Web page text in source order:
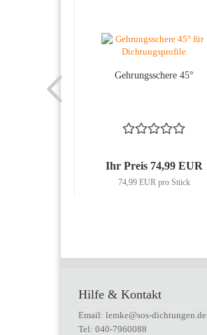
Gehrungsschere 45°
Ihr Preis 74,99 EUR
74,99 EUR pro Stück
Hilfe & Kontakt
Email: lemke@sos-dichtungen.de
Tel: 040-7960088